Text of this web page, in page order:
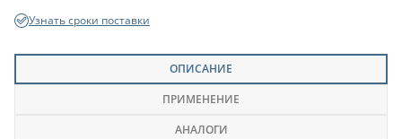
Узнать сроки поставки
ОПИСАНИЕ
ПРИМЕНЕНИЕ
АНАЛОГИ